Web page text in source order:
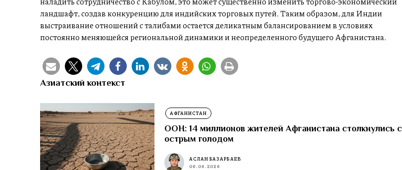
ландшафт, создав конкуренцию для индийских торговых путей. Таким образом, для Индии
выстраивание отношений с талибами остается деликатным балансированием в условиях
постоянно меняющейся региональной динамики и неопределенного будущего Афганистана.
Азиатский контекст
АФГАНИСТАН
ООН: 14 миллионов жителей Афганистана столкнулись с
острым голодом
АСЛАН БАЗАРБАЕВ
06.08.2026